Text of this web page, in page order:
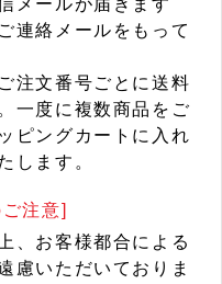
メールが届きます
連絡メールをもって
注文番号ごとに送料
一度に複数商品をご
ピングカートに入れ
します。
注意]
、お客様都合による
慮いただいておりま